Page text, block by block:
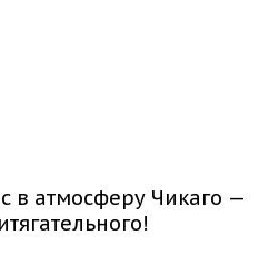
в атмосферу Чикаго —